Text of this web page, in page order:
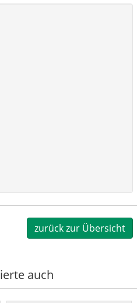
zurück zur Übersicht
auch